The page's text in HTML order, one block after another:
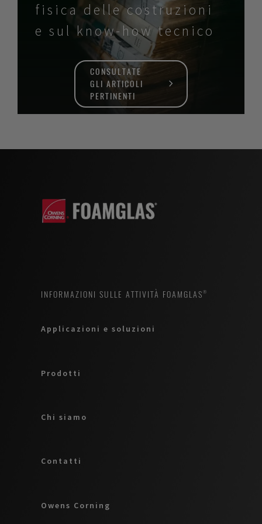
fisica delle costruzioni
e sul know-how tecnico
CONSULTATE
GLI ARTICOLI
PERTINENTI
INFORMAZIONI SULLE ATTIVITÀ FOAMGLAS®
Applicazioni e soluzioni
Prodotti
Chi siamo
Contatti
Owens Corning